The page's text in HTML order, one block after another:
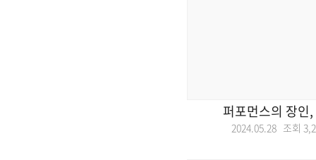
퍼포먼스의 장인
2024.05.28 조회